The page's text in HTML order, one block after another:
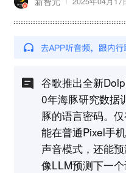
谷歌推出全新
0年海豚研究数据
豚的语言密码。
能在普通Pixel手
声音模式，还能
像LLM预测下一个